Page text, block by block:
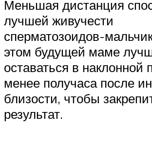
Меньшая дистанция
лучшей живучести
сперматозоидов-
этом будущей маме
оставаться в наклонной
менее получаса после
близости, чтобы
результат.